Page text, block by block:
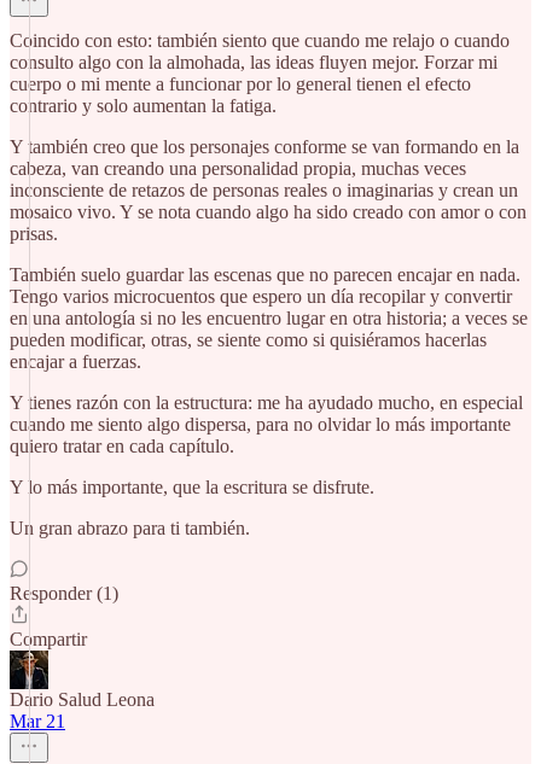
Coincido con esto: también siento que cuando me relajo o cuando
consulto algo con la almohada, las ideas fluyen mejor. Forzar mi
cuerpo o mi mente a funcionar por lo general tienen el efecto
contrario y solo aumentan la fatiga.
Y también creo que los personajes conforme se van formando en la
cabeza, van creando una personalidad propia, muchas veces
inconsciente de retazos de personas reales o imaginarias y crean un
mosaico vivo. Y se nota cuando algo ha sido creado con amor o con
prisas.
También suelo guardar las escenas que no parecen encajar en nada.
Tengo varios microcuentos que espero un día recopilar y convertir
en una antología si no les encuentro lugar en otra historia; a veces se
pueden modificar, otras, se siente como si quisiéramos hacerlas
encajar a fuerzas.
Y tienes razón con la estructura: me ha ayudado mucho, en especial
cuando me siento algo dispersa, para no olvidar lo más importante
quiero tratar en cada capítulo.
Y lo más importante, que la escritura se disfrute.
Un gran abrazo para ti también.
Responder (1)
Compartir
Dario Salud Leona
Mar 21